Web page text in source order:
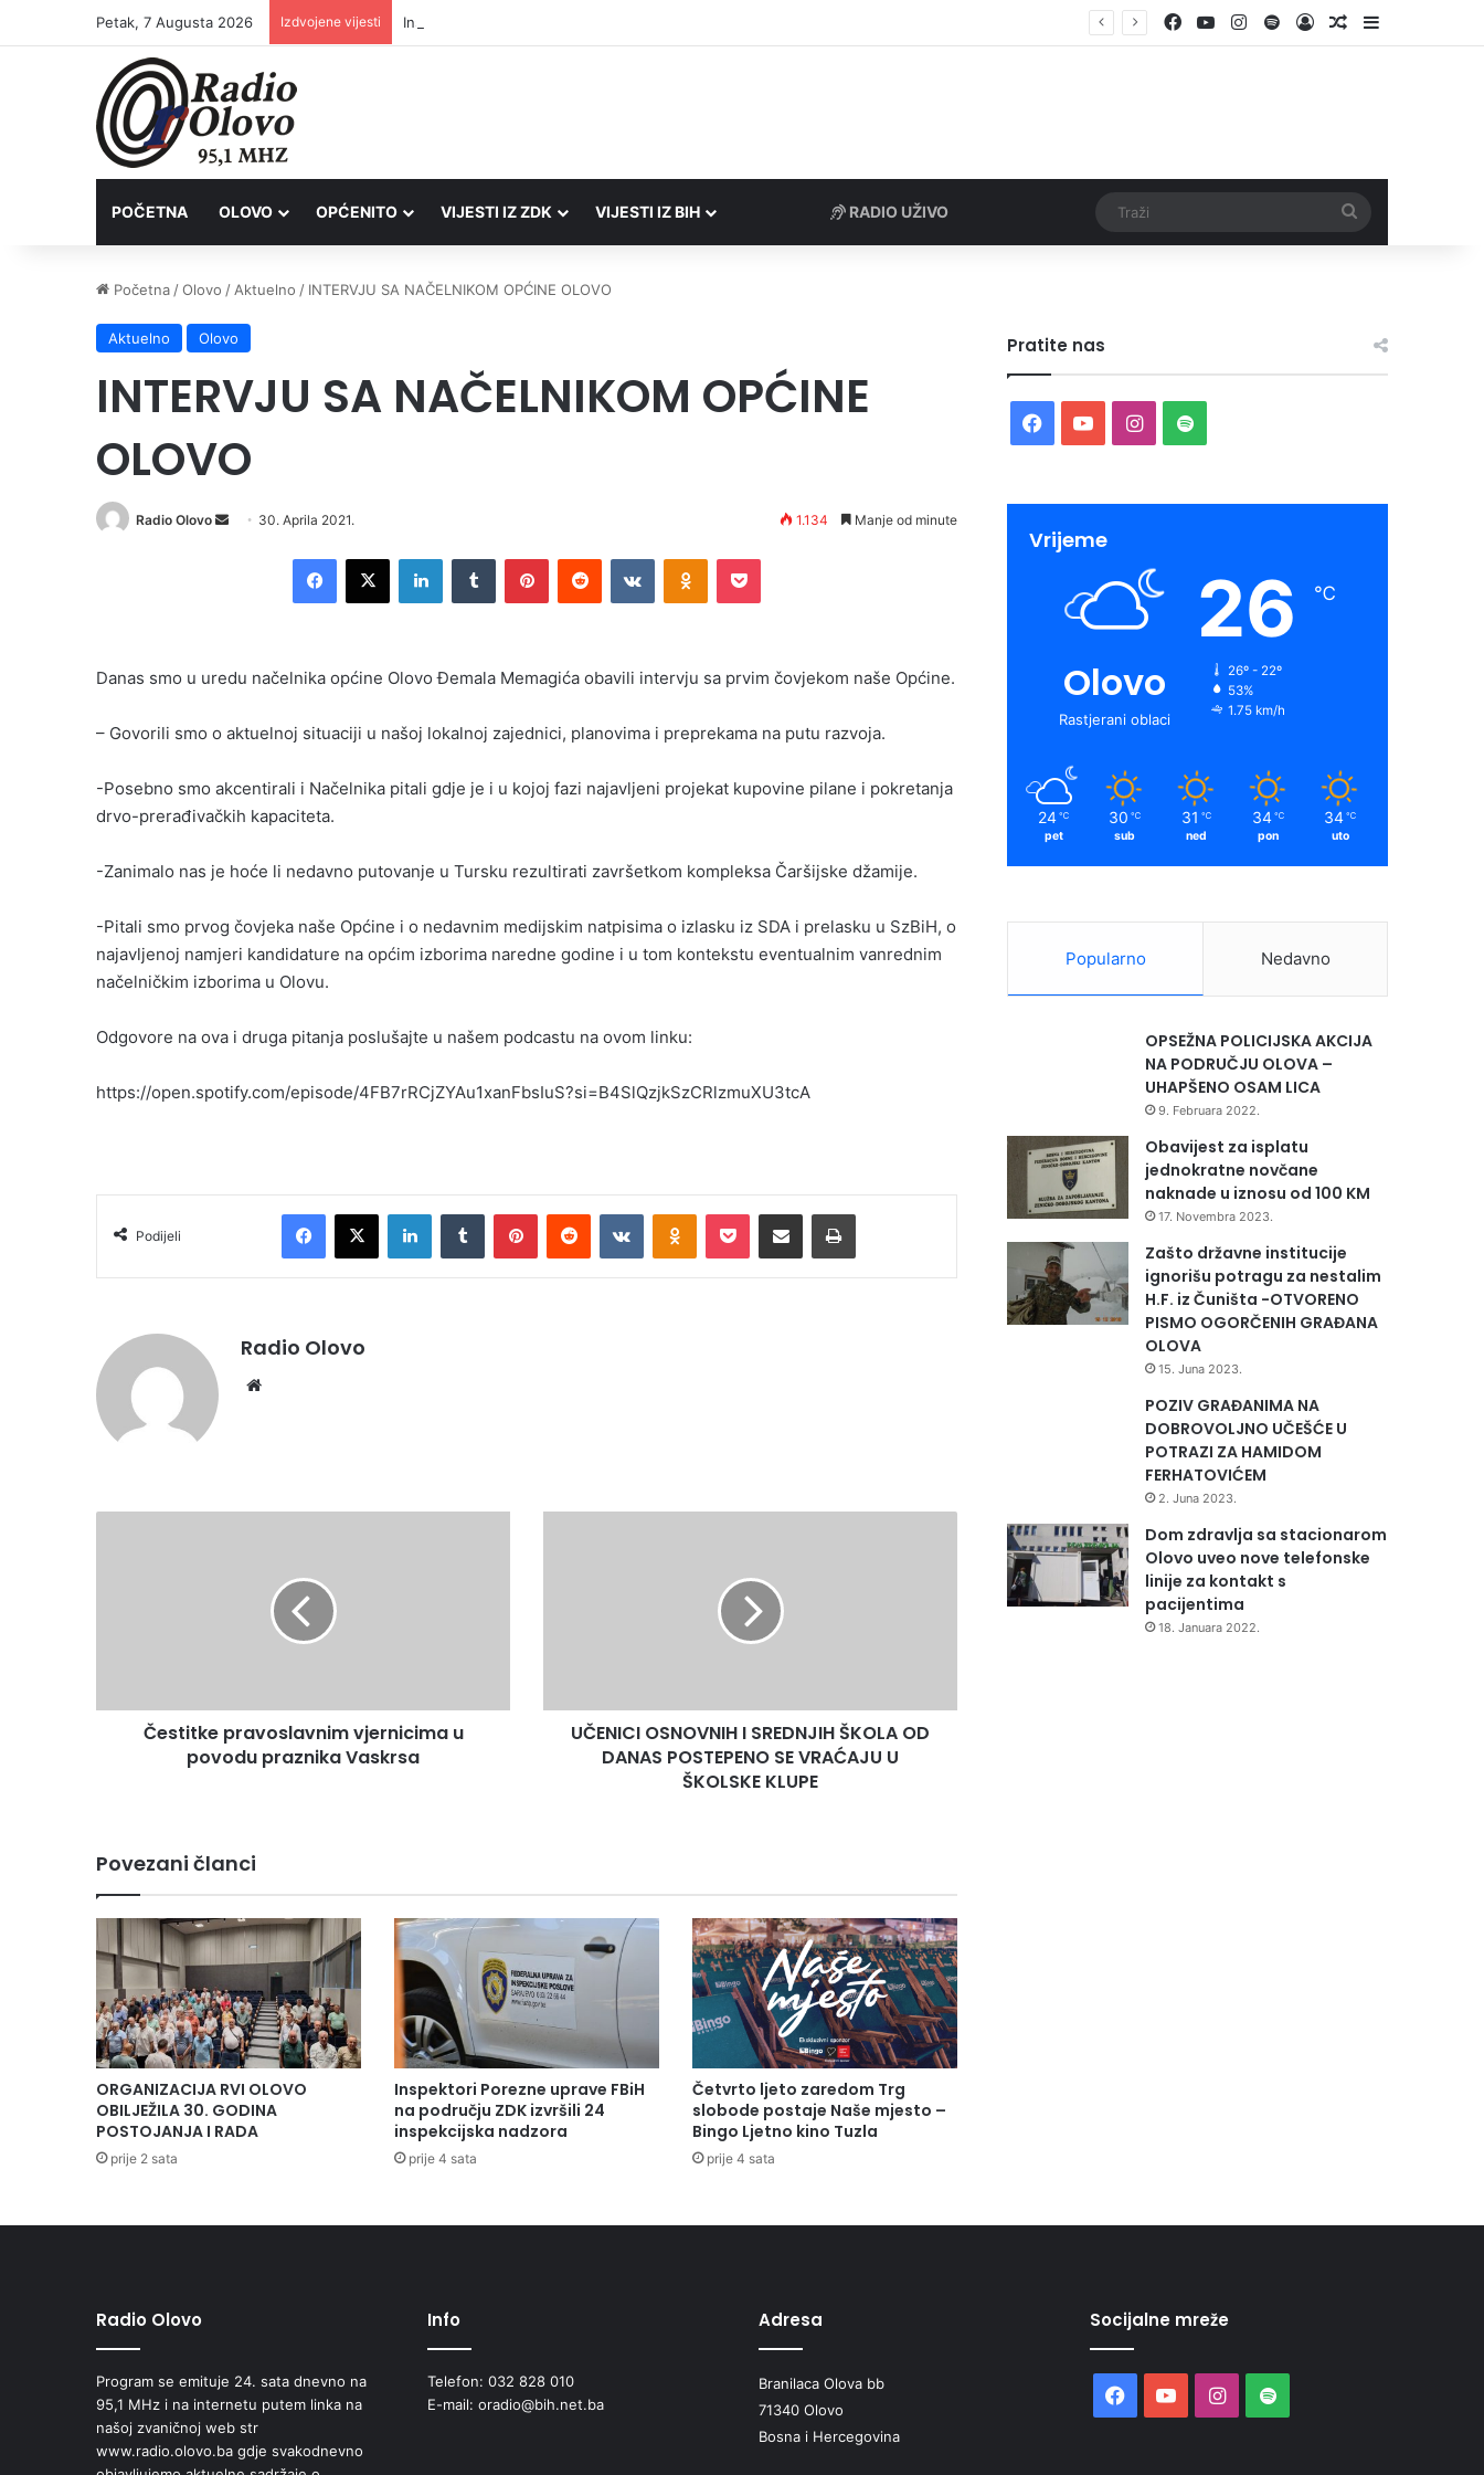
Petak, 7 Augusta 2026 Izdvojene vijesti Inspektori Porezne uprave FBiH na području ZDK izvršili 24 inspekcijska nadzora Facebook
YouTubeInstagram
SpotifyLog InRandom Article
Sidebar
POČETNA OLOVO OPĆENITO VIJESTI IZ ZDK VIJESTI IZ BIH
Početna /Olovo / Aktuelno / INTERVJU SA NAČELNIKOM OPĆINE OLOVO
Aktuelno Olovo
INTERVJU SA NAČELNIKOM OPĆINE
OLOVO
Radio Olovo
Send 30. Aprila 2021. 1.134 Manje od minute
Facebook
X LinkedInTumblr PinterestReddit VKontakteOdnoklassniki
Pocket
Danas smo u uredu načelnika općine Olovo Đemala Memagića obavili intervju sa prvim čovjekom naše Općine.
– Govorili smo o aktuelnoj situaciji u našoj lokalnoj zajednici, planovima i preprekama na putu razvoja.
-Posebno smo akcentirali i Načelnika pitali gdje je i u kojoj fazi najavljeni projekat kupovine pilane i pokretanja
drvo-prerađivačkih kapaciteta.
-Zanimalo nas je hoće li nedavno putovanje u Tursku rezultirati završetkom kompleksa Čaršijske džamije.
-Pitali smo prvog čovjeka naše Općine i o nedavnim medijskim natpisima o izlasku iz SDA i prelasku u SzBiH, o
najavljenoj namjeri kandidature na općim izborima naredne godine i u tom kontekstu eventualnim vanrednim
načelničkim izborima u Olovu.
Odgovore na ova i druga pitanja poslušajte u našem podcastu na ovom linku:
https://open.spotify.com/episode/4FB7rRCjZYAu1xanFbsIuS?si=B4SlQzjkSzCRlzmuXU3tcA
Podijeli
Facebook
X LinkedInTumblr PinterestReddit VKontakteOdnoklassniki
Pocket Podijeli putem Emaila Print
Radio Olovo
Čestitke pravoslavnim vjernicima u
povodu praznika Vaskrsa
SE
VRAĆAJU
UČENICI OSNOVNIH I SREDNJIH ŠKOLA OD
DANAS POSTEPENO SE VRAĆAJU U
ŠKOLSKE KLUPE
Povezani članci
ORGANIZACIJA RVI OLOVO
OBILJEŽILA 30. GODINA
POSTOJANJA I RADA
prije 2 sata
Inspektori Porezne uprave FBiH
na području ZDK izvršili 24
inspekcijska nadzora
prije 4 sata
Četvrto ljeto zaredom Trg
slobode postaje Naše mjesto –
Bingo Ljetno kino Tuzla
prije 4 sata
Pratite nas
Facebook
YouTubeInstagram
Spotify
Vrijeme
Olovo
Rastjerani oblaci
26 ℃
26º - 22º
53%
1.75 km/h
24 ℃
pet
30 ℃
sub
31 ℃
ned
34 ℃
pon
34 ℃
uto
Popularno Nedavno
OPSEŽNA POLICIJSKA AKCIJA
NA PODRUČJU OLOVA –
UHAPŠENO OSAM LICA
9. Februara 2022.
Obavijest za isplatu
jednokratne novčane
naknade u iznosu od 100 KM
17. Novembra 2023.
Zašto državne institucije
ignorišu potragu za nestalim
H.F. iz Čuništa -OTVORENO
PISMO OGORČENIH GRAĐANA
OLOVA
15. Juna 2023.
POZIV GRAĐANIMA NA
DOBROVOLJNO UČEŠĆE U
POTRAZI ZA HAMIDOM
FERHATOVIĆEM
2. Juna 2023.
Dom zdravlja sa stacionarom
Olovo uveo nove telefonske
linije za kontakt s
pacijentima
18. Januara 2022.
Radio Olovo
Program se emituje 24. sata dnevno na
95,1 MHz i na internetu putem linka na
našoj zvaničnoj web str
www.radio.olovo.ba gdje svakodnevno
Info
Telefon: 032 828 010
E-mail: oradio@bih.net.ba
Adresa
Branilaca Olova bb
71340 Olovo
Bosna i Hercegovina
Socijalne mreže
Facebook
YouTubeInstagram
Spotify